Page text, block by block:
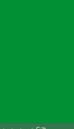
করেছে সোয়া ২